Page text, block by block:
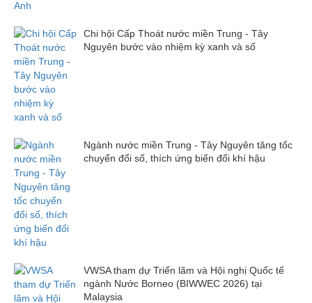
Chi hội Cấp Thoát nước miền Trung - Tây
Nguyên bước vào nhiệm kỳ xanh và số
Ngành nước miền Trung - Tây Nguyên tăng tốc
chuyển đổi số, thích ứng biến đổi khí hậu
VWSA tham dự Triển lãm và Hội nghị Quốc tế
ngành Nước Borneo (BIWWEC 2026) tại
Malaysia